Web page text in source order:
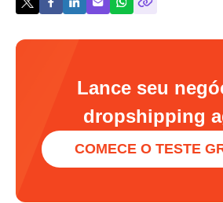
Lance seu
dropshipping
COMECE O TESTE